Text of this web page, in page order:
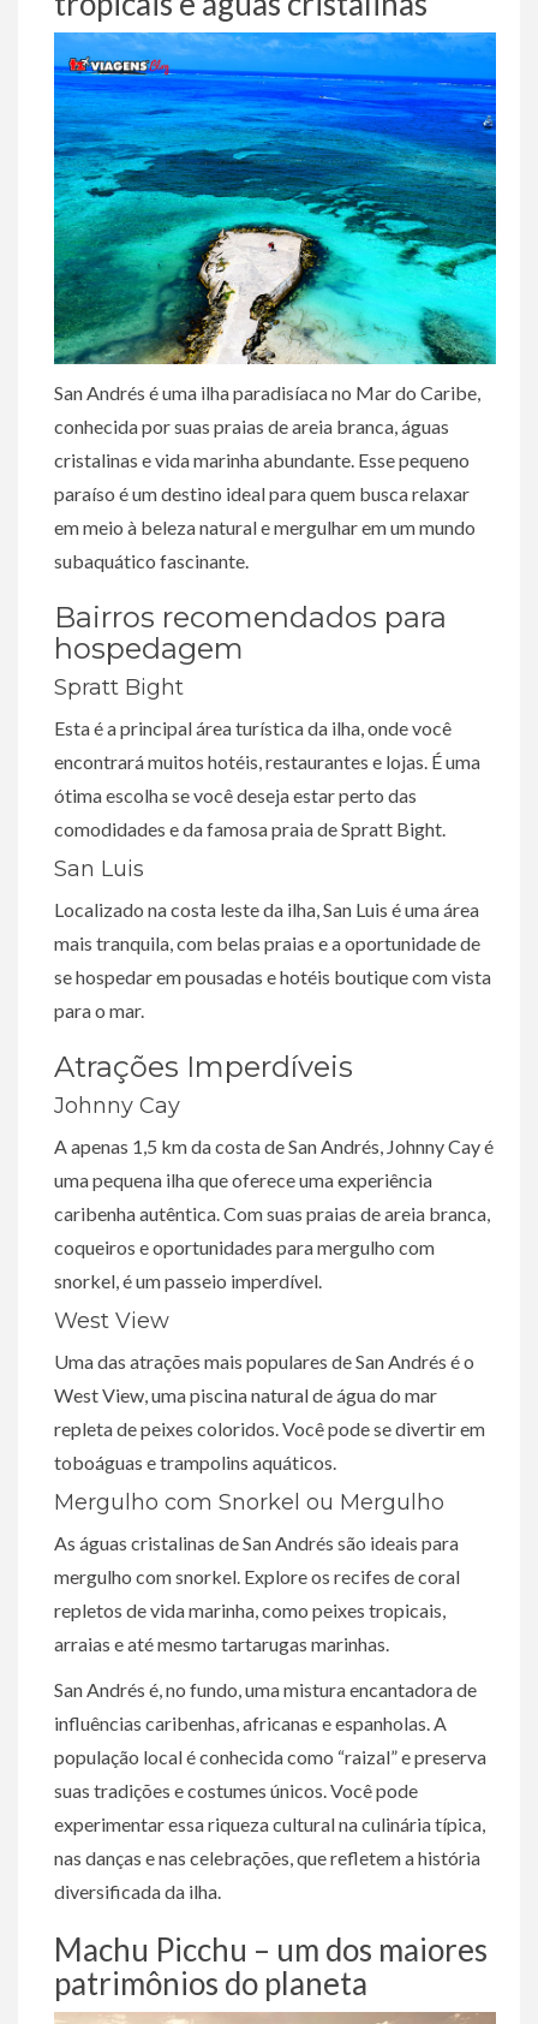
San Andrés é uma ilha paradisíaca no Mar do Caribe,
conhecida por suas praias de areia branca, águas
cristalinas e vida marinha abundante. Esse pequeno
paraíso é um destino ideal para quem busca relaxar
em meio à beleza natural e mergulhar em um mundo
subaquático fascinante.
Bairros recomendados para
hospedagem
Spratt Bight
Esta é a principal área turística da ilha, onde você
encontrará muitos hotéis, restaurantes e lojas. É uma
ótima escolha se você deseja estar perto das
comodidades e da famosa praia de Spratt Bight.
San Luis
Localizado na costa leste da ilha, San Luis é uma área
mais tranquila, com belas praias e a oportunidade de
se hospedar em pousadas e hotéis boutique com vista
para o mar.
Atrações Imperdíveis
Johnny Cay
A apenas 1,5 km da costa de San Andrés, Johnny Cay é
uma pequena ilha que oferece uma experiência
caribenha autêntica. Com suas praias de areia branca,
coqueiros e oportunidades para mergulho com
snorkel, é um passeio imperdível.
West View
Uma das atrações mais populares de San Andrés é o
West View, uma piscina natural de água do mar
repleta de peixes coloridos. Você pode se divertir em
toboáguas e trampolins aquáticos.
Mergulho com Snorkel ou Mergulho
As águas cristalinas de San Andrés são ideais para
mergulho com snorkel. Explore os recifes de coral
repletos de vida marinha, como peixes tropicais,
arraias e até mesmo tartarugas marinhas.
San Andrés é, no fundo, uma mistura encantadora de
influências caribenhas, africanas e espanholas. A
população local é conhecida como “raizal” e preserva
suas tradições e costumes únicos. Você pode
experimentar essa riqueza cultural na culinária típica,
nas danças e nas celebrações, que refletem a história
diversificada da ilha.
Machu Picchu – um dos maiores
patrimônios do planeta